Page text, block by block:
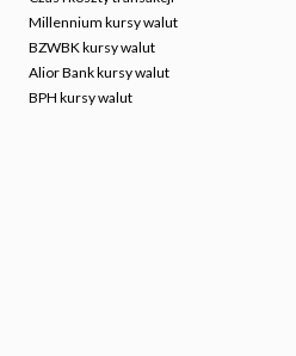
Millennium kursy walut
BZWBK kursy walut
Alior Bank kursy walut
BPH kursy walut